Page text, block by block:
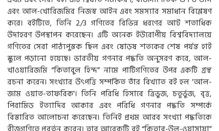
এবং আল-খোরিজমির নিজস্ব আইন এবং সমস্যার সমাধান বিশ্লেষণ
করে। বইটিতে, তিনি 2/3 গণিতের বিভিন্ন ধরণের আট শতাধিক
উদাহরণ উপস্থাপন করেছেন। এটি অনেক ইউরোপীয় বিশ্ববিদ্যালয়ে
গণিতের সেরা পাঠ্যপুস্তক ছিল এবং ষোড়ষ শতকের শেষ পর্যন্ত হাই
স্কুলে পড়ানো হয়েছে। ভারতীয় গণনার পদ্ধতি অনুসরণ করে, আল-
খাওয়ারিজমি “কিতাবুল হিন্দ” নামে পাটিগণিতের উপর একটি গ্রন্থ
রচনা করেন। সংখ্যার উৎপত্তি সম্পর্কিত তাঁর বিখ্যাত বই হল 'আল-
জাম ওয়াত-তাফরিক'। তিনি পরিধি হিসাবে ত্রিভুজ, চতুর্ভুজ, বৃত্ত,
পিরামিড ইত্যাদির আকার এবং পরিধি গণনার পদ্ধতি সম্পর্কে
বিস্তারিত আলোচনা করেছেন। তিনিই প্রথম আরব সংখ্যা পদ্ধতিকে